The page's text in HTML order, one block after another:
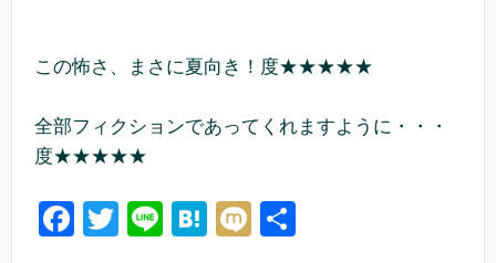
この怖さ、まさに夏向き！度★★★★★
全部フィクションであってくれますように・・・
度★★★★★
F
T
Li
H
M